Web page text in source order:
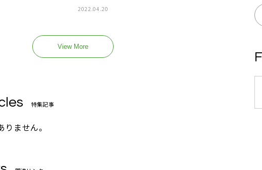
2022.04.20
View More
特集記事
ません。